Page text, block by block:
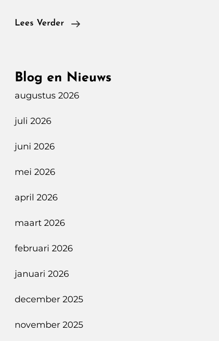
Lees Verder
In
Als
Blog en Nieuws
augustus 2026
juli 2026
juni 2026
mei 2026
april 2026
maart 2026
februari 2026
januari 2026
december 2025
november 2025